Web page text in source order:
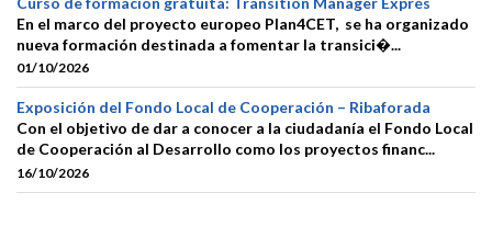
En el marco del proyecto europeo Plan4CET, se ha organizado
nueva formación destinada a fomentar la transici�...
01/10/2026
Exposición del Fondo Local de Cooperación – Ribaforada
Con el objetivo de dar a conocer a la ciudadanía el Fondo Local
de Cooperación al Desarrollo como los proyectos financ...
16/10/2026